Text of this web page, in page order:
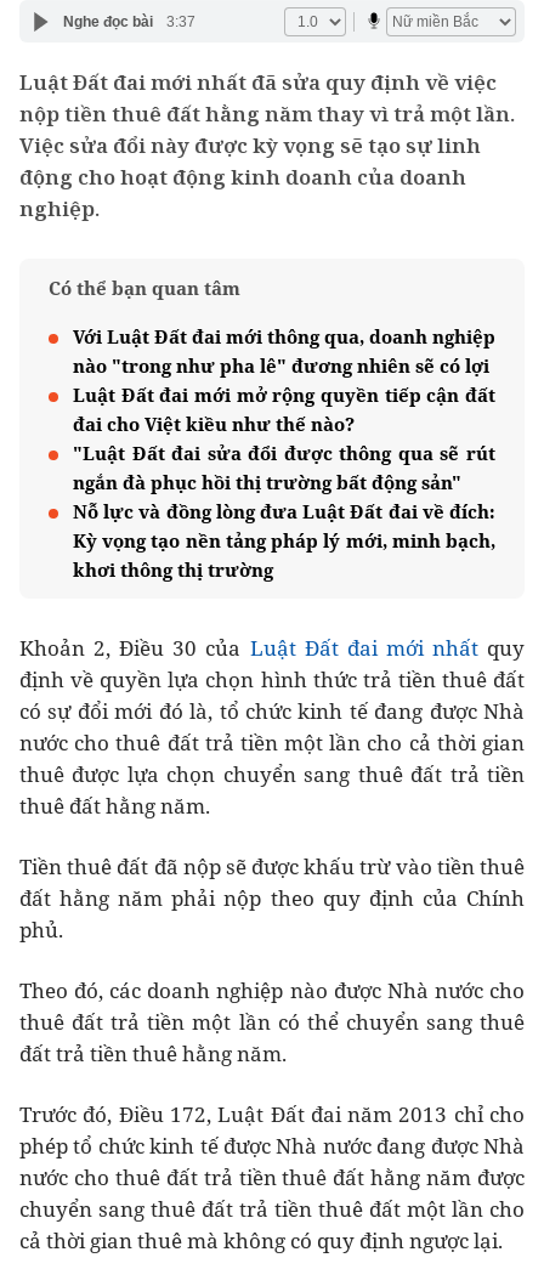
Nghe đọc bài 3:37
Luật Đất đai mới nhất đã sửa quy định về việc
nộp tiền thuê đất hằng năm thay vì trả một lần.
Việc sửa đổi này được kỳ vọng sẽ tạo sự linh
động cho hoạt động kinh doanh của doanh
nghiệp.
Có thể bạn quan tâm
Với Luật Đất đai mới thông qua, doanh nghiệp
nào "trong như pha lê" đương nhiên sẽ có lợi
Luật Đất đai mới mở rộng quyền tiếp cận đất
đai cho Việt kiều như thế nào?
"Luật Đất đai sửa đổi được thông qua sẽ rút
ngắn đà phục hồi thị trường bất động sản"
Nỗ lực và đồng lòng đưa Luật Đất đai về đích:
Kỳ vọng tạo nền tảng pháp lý mới, minh bạch,
khơi thông thị trường
Khoản 2, Điều 30 của Luật Đất đai mới nhấtquy
định về quyền lựa chọn hình thức trả tiền thuê đất
có sự đổi mới đó là, tổ chức kinh tế đang được Nhà
nước cho thuê đất trả tiền một lần cho cả thời gian
thuê được lựa chọn chuyển sang thuê đất trả tiền
thuê đất hằng năm.
Tiền thuê đất đã nộp sẽ được khấu trừ vào tiền thuê
đất hằng năm phải nộp theo quy định của Chính
phủ.
Theo đó, các doanh nghiệp nào được Nhà nước cho
thuê đất trả tiền một lần có thể chuyển sang thuê
đất trả tiền thuê hằng năm.
Trước đó, Điều 172, Luật Đất đai năm 2013 chỉ cho
phép tổ chức kinh tế được Nhà nước đang được Nhà
nước cho thuê đất trả tiền thuê đất hằng năm được
chuyển sang thuê đất trả tiền thuê đất một lần cho
cả thời gian thuê mà không có quy định ngược lại.